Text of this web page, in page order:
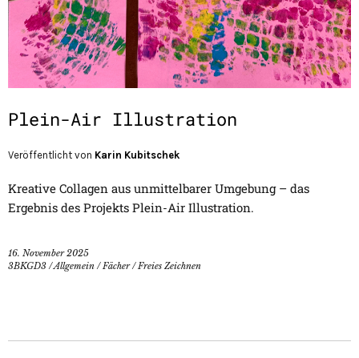
Plein-Air Illustration
Veröffentlicht von Karin Kubitschek
Kreative Collagen aus unmittelbarer Umgebung – das
Ergebnis des Projekts Plein-Air Illustration.
16. November 2025
3BKGD3 /Allgemein /Fächer/Freies Zeichnen